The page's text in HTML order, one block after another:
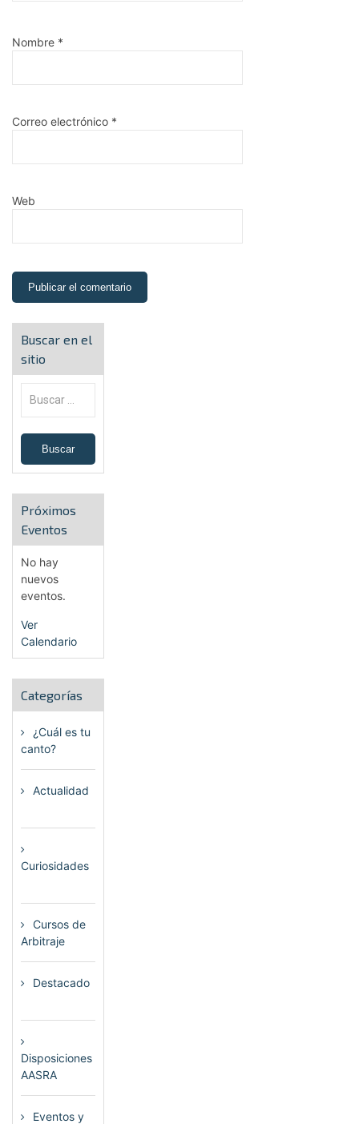
Nombre *
Correo electrónico *
Web
Buscar en el
sitio
Próximos
Eventos
No hay
nuevos
eventos.
Ver
Calendario
Categorías
¿Cuál es tu
canto?
Actualidad
Curiosidades
Cursos de
Arbitraje
Destacado
Disposiciones
AASRA
Eventos y